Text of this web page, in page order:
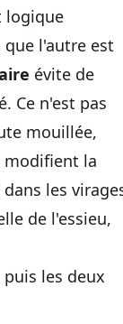
logique
l'autre est
évite de
Ce n'est pas
mouillée,
modifient la
les
de l'essieu,
les deux